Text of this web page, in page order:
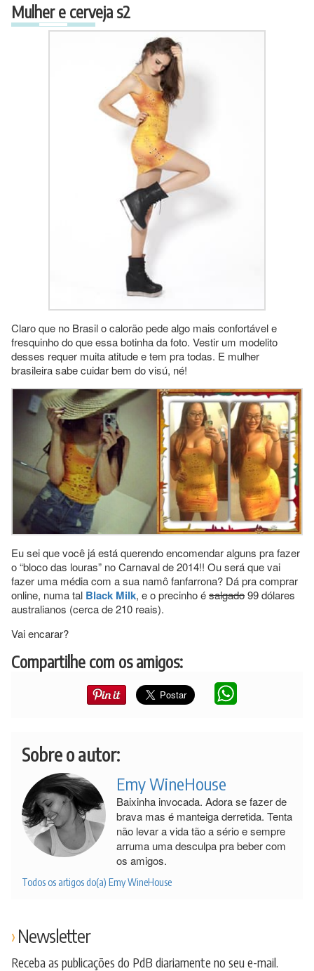
Mulher e cerveja s2
Claro que no Brasil o calorão pede algo mais confortável e
fresquinho do que essa botinha da foto. Vestir um modelito
desses requer muita atitude e tem pra todas. E mulher
brasileira sabe cuidar bem do visú, né!
Eu sei que você já está querendo encomendar alguns pra fazer
o “bloco das louras” no Carnaval de 2014!! Ou será que vai
fazer uma média com a sua namô fanfarrona? Dá pra comprar
online, numa tal Black Milk, e o precinho ésalgado99 dólares
australianos (cerca de 210 reais).
Vai encarar?
Compartilhe com os amigos:
Sobre o autor:
Emy WineHouse
Baixinha invocada. Adora se fazer de
brava mas é manteiga derretida. Tenta
não levar a vida tão a sério e sempre
arruma uma desculpa pra beber com
os amigos.
Todos os artigos do(a) Emy WineHouse
Newsletter
Receba as publicações do PdB diariamente no seu e-mail.